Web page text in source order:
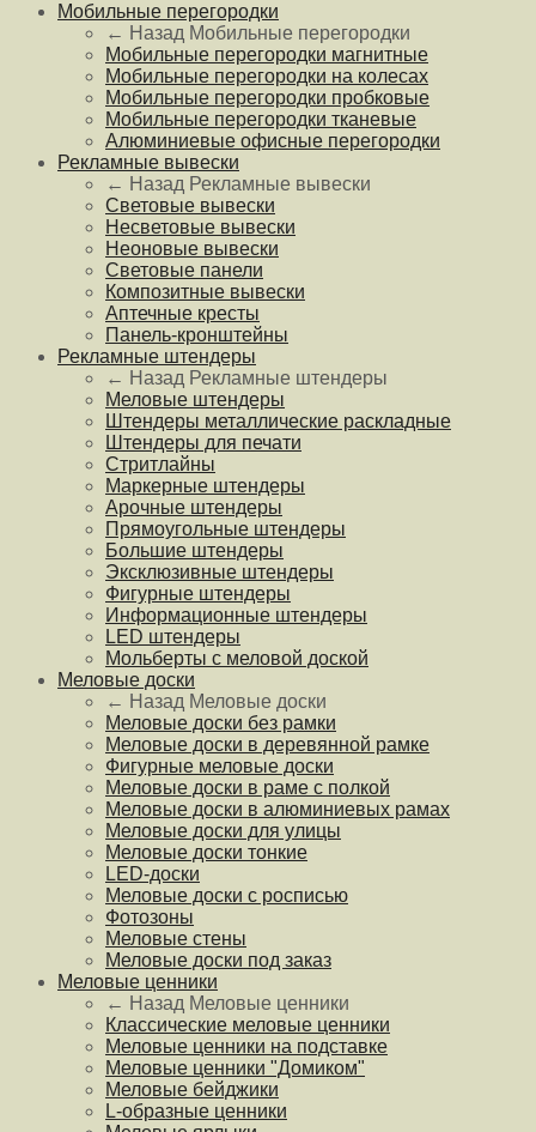
Мобильные перегородки
← Назад Мобильные перегородки
Мобильные перегородки магнитные
Мобильные перегородки на колесах
Мобильные перегородки пробковые
Мобильные перегородки тканевые
Алюминиевые офисные перегородки
Рекламные вывески
← Назад Рекламные вывески
Световые вывески
Несветовые вывески
Неоновые вывески
Световые панели
Композитные вывески
Аптечные кресты
Панель-кронштейны
Рекламные штендеры
← Назад Рекламные штендеры
Меловые штендеры
Штендеры металлические раскладные
Штендеры для печати
Стритлайны
Маркерные штендеры
Арочные штендеры
Прямоугольные штендеры
Большие штендеры
Эксклюзивные штендеры
Фигурные штендеры
Информационные штендеры
LED штендеры
Мольберты с меловой доской
Меловые доски
← Назад Меловые доски
Меловые доски без рамки
Меловые доски в деревянной рамке
Фигурные меловые доски
Меловые доски в раме с полкой
Меловые доски в алюминиевых рамах
Меловые доски для улицы
Меловые доски тонкие
LED-доски
Меловые доски с росписью
Фотозоны
Меловые стены
Меловые доски под заказ
Меловые ценники
← Назад Меловые ценники
Классические меловые ценники
Меловые ценники на подставке
Меловые ценники "Домиком"
Меловые бейджики
L-образные ценники